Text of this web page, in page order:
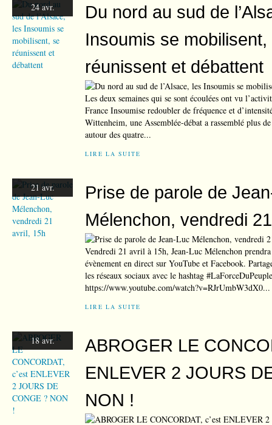
24 avr.
Du nord au sud de
Insoumis se mobilisent,
réunissent et débattent
Les deux semaines qui se sont écoulées ont vu
France Insoumise redoubler de fréquence et
Wittenheim, une Assemblée-débat a rassemblé plus
autour des quatre...
LIRE LA SUITE
21 avr.
Prise de parole de
Mélenchon, vendredi
Vendredi 21 avril à 15h, Jean-Luc Mélenchon
évènement en direct sur YouTube et Facebook.
les réseaux sociaux avec le hashtag
https://www.youtube.com/watch?v=RJrUmbW3dX0...
LIRE LA SUITE
18 avr.
ABROGER LE
ENLEVER 2 JOURS
NON !